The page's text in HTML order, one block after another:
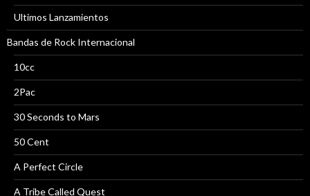
Ultimos Lanzamientos
Bandas de Rock Internacional
10cc
2Pac
30 Seconds to Mars
50 Cent
A Perfect Circle
A Tribe Called Quest